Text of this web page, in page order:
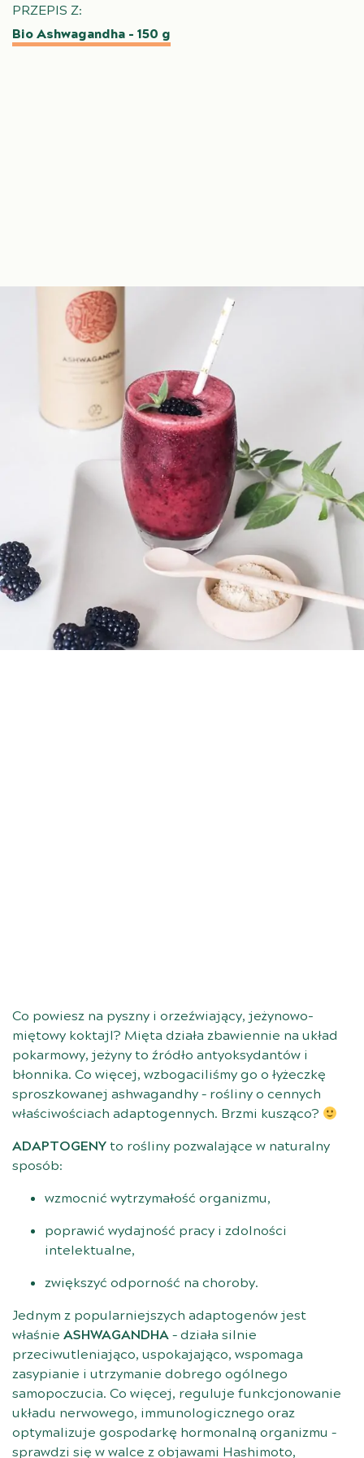
PRZEPIS Z:
Bio Ashwagandha – 150 g
Co powiesz na pyszny i orzeźwiający, jeżynowo-
miętowy koktajl? Mięta działa zbawiennie na układ
pokarmowy, jeżyny to źródło antyoksydantów i
błonnika. Co więcej, wzbogaciliśmy go o łyżeczkę
sproszkowanej ashwagandhy – rośliny o cennych
właściwościach adaptogennych. Brzmi kusząco?
ADAPTOGENYto rośliny pozwalające w naturalny
sposób:
wzmocnić wytrzymałość organizmu,
poprawić wydajność pracy i zdolności
intelektualne,
zwiększyć odporność na choroby.
Jednym z popularniejszych adaptogenów jest
właśnie ASHWAGANDHA– działa silnie
przeciwutleniająco, uspokajająco, wspomaga
zasypianie i utrzymanie dobrego ogólnego
samopoczucia. Co więcej, reguluje funkcjonowanie
układu nerwowego, immunologicznego oraz
optymalizuje gospodarkę hormonalną organizmu –
sprawdzi się w walce z objawami Hashimoto,